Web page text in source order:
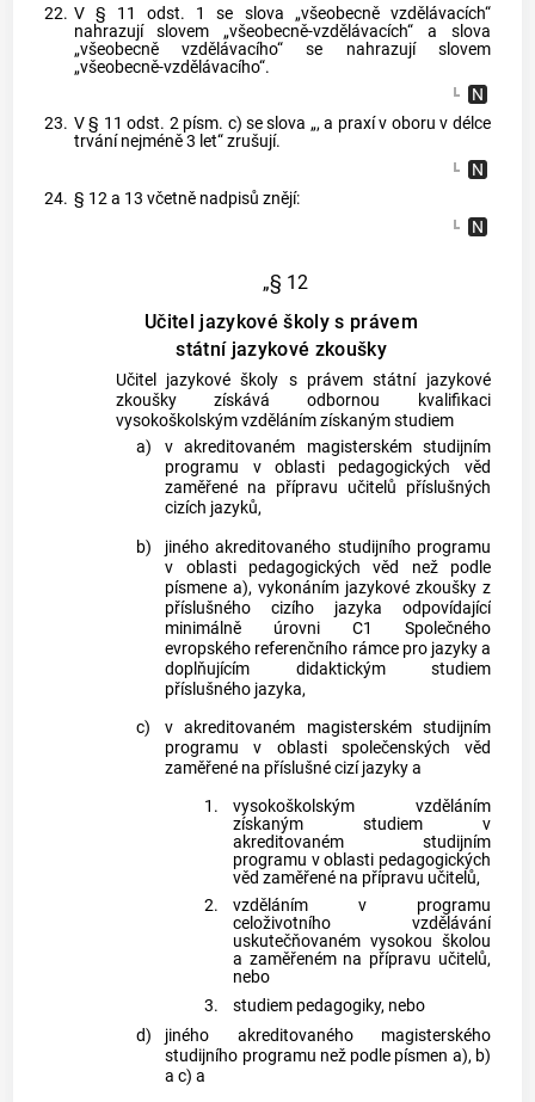
22. V § 11 odst. 1 se slova „všeobecně vzdělávacích“
nahrazují slovem „všeobecně-vzdělávacích“ a slova
„všeobecně vzdělávacího“ se nahrazují slovem
„všeobecně-vzdělávacího“.
23. V § 11 odst. 2 písm. c) se slova „, a praxí v oboru v délce
trvání nejméně 3 let“ zrušují.
24. § 12 a 13 včetně nadpisů znějí:
„§ 12
Učitel jazykové školy s právem
státní jazykové zkoušky
Učitel jazykové školy s právem státní jazykové
zkoušky získává odbornou kvalifikaci
vysokoškolským vzděláním získaným studiem
a)
v akreditovaném magisterském studijním
programu v oblasti pedagogických věd
zaměřené na přípravu učitelů příslušných
cizích jazyků,
b)
jiného akreditovaného studijního programu
v oblasti pedagogických věd než podle
písmene a), vykonáním jazykové zkoušky z
příslušného cizího jazyka odpovídající
minimálně úrovni C1 Společného
evropského referenčního rámce pro jazyky a
doplňujícím didaktickým studiem
příslušného jazyka,
c)
v akreditovaném magisterském studijním
programu v oblasti společenských věd
zaměřené na příslušné cizí jazyky a
1.
vysokoškolským vzděláním
získaným studiem v
akreditovaném studijním
programu v oblasti pedagogických
věd zaměřené na přípravu učitelů,
2.
vzděláním v programu
celoživotního vzdělávání
uskutečňovaném vysokou školou
a zaměřeném na přípravu učitelů,
nebo
3.
studiem pedagogiky, nebo
d)
jiného akreditovaného magisterského
studijního programu než podle písmen a), b)
a c) a